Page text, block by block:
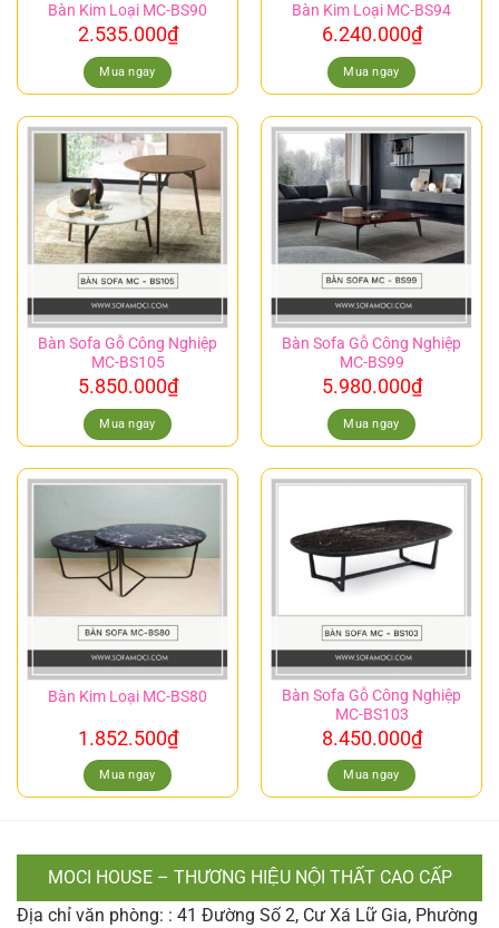
Bàn Kim Loại MC-BS90
2.535.000₫
Mua ngay
Bàn Kim Loại MC-BS94
6.240.000₫
Mua ngay
Bàn Sofa Gỗ Công Nghiệp
MC-BS105
5.850.000₫
Mua ngay
Bàn Sofa Gỗ Công Nghiệp
MC-BS99
5.980.000₫
Mua ngay
Bàn Kim Loại MC-BS80
1.852.500₫
Mua ngay
Bàn Sofa Gỗ Công Nghiệp
MC-BS103
8.450.000₫
Mua ngay
MOCI HOUSE – THƯƠNG HIỆU NỘI THẤT CAO CẤP
Địa chỉ văn phòng: : 41 Đường Số 2, Cư Xá Lữ Gia, Phường